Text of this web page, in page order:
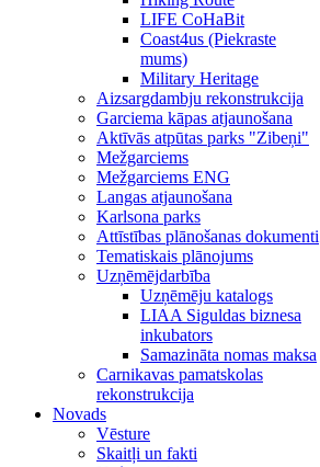
LIFE CoHaBit
Coast4us (Piekraste
mums)
Military Heritage
Aizsargdambju rekonstrukcija
Garciema kāpas atjaunošana
Aktīvās atpūtas parks "Zibeņi"
Mežgarciems
Mežgarciems ENG
Langas atjaunošana
Karlsona parks
Attīstības plānošanas dokumenti
Tematiskais plānojums
Uzņēmējdarbība
Uzņēmēju katalogs
LIAA Siguldas biznesa
inkubators
Samazināta nomas maksa
Carnikavas pamatskolas
rekonstrukcija
Novads
Vēsture
Skaitļi un fakti